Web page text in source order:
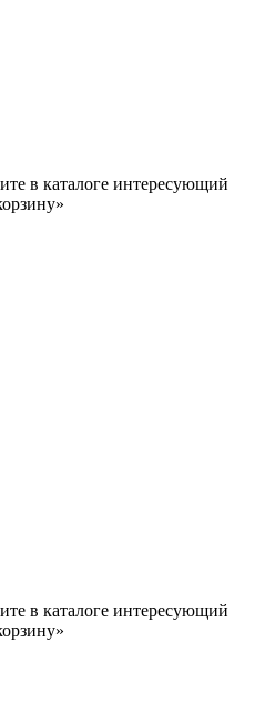
в каталоге интересующий
в каталоге интересующий